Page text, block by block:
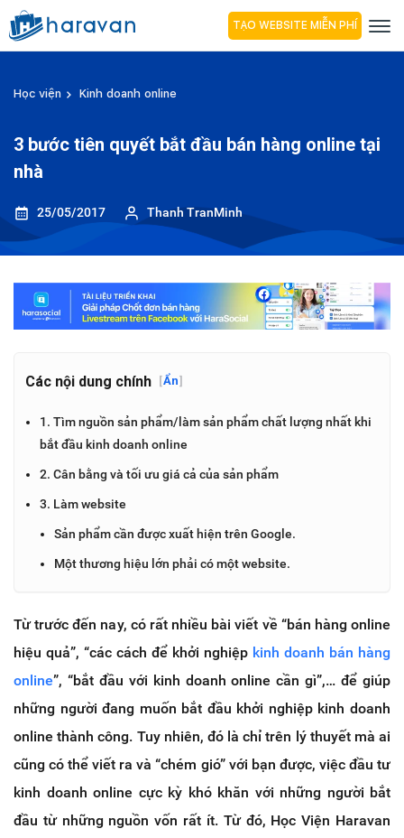
TẠO WEBSITE MIỄN PHÍ
Học viện Kinh doanh online
3 bước tiên quyết bắt đầu bán hàng online tại
nhà
25/05/2017 Thanh TranMinh
Các nội dung chính [Ẩn]
1. Tìm nguồn sản phẩm/làm sản phẩm chất lượng nhất khi
bắt đầu kinh doanh online
2. Cân bằng và tối ưu giá cả của sản phẩm
3. Làm website
Sản phẩm cần được xuất hiện trên Google.
Một thương hiệu lớn phải có một website.
Từ trước đến nay, có rất nhiều bài viết về “bán hàng online
hiệu quả”, “các cách để khởi nghiệp kinh doanh bán hàng
online”, “bắt đầu với kinh doanh online cần gì”,… để giúp
những người đang muốn bắt đầu khởi nghiệp kinh doanh
online thành công. Tuy nhiên, đó là chỉ trên lý thuyết mà ai
cũng có thể viết ra và “chém gió” với bạn được, việc đầu tư
kinh doanh online cực kỳ khó khăn với những người bắt
đầu từ những nguồn vốn rất ít. Từ đó, Học Viện Haravan